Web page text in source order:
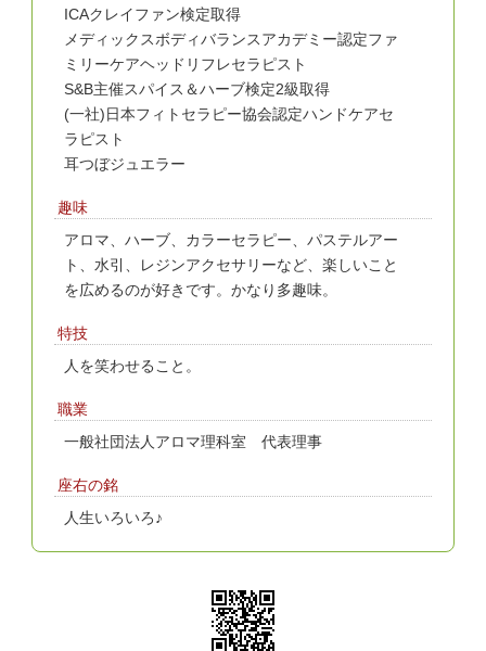
ICAクレイファン検定取得
メディックスボディバランスアカデミー認定ファ
ミリーケアヘッドリフレセラピスト
S&B主催スパイス＆ハーブ検定2級取得
(一社)日本フィトセラピー協会認定ハンドケアセ
ラピスト
耳つぼジュエラー
趣味
アロマ、ハーブ、カラーセラピー、パステルアー
ト、水引、レジンアクセサリーなど、楽しいこと
を広めるのが好きです。かなり多趣味。
特技
人を笑わせること。
職業
一般社団法人アロマ理科室 代表理事
座右の銘
人生いろいろ♪